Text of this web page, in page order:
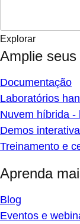
Explorar
Amplie
Documentação
Laboratórios
Nuvem híbrida -
Demos
Treinamento e
Aprenda
Blog
Eventos e